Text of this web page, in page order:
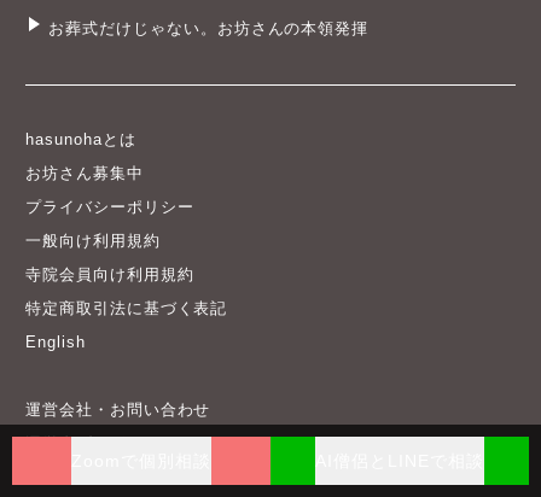
お葬式だけじゃない。お坊さんの本領発揮
hasunohaとは
お坊さん募集中
プライバシーポリシー
一般向け利用規約
寺院会員向け利用規約
特定商取引法に基づく表記
English
運営会社・お問い合わせ